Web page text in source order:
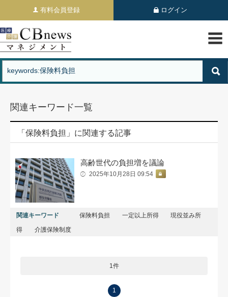
有料会員登録 ログイン
関連キーワード一覧
「保険料負担」に関連する記事
高齢世代の負担増を議論
2025年10月28日 09:54
関連キーワード 保険料負担 一定以上所得
現役並み所
得
介護保険制度
1件
1